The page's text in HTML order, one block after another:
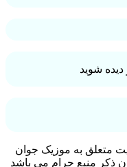
شوید
متعلق به موزیک جوان